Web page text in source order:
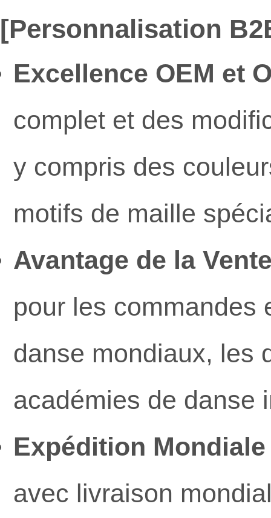
[Personnalisation
Excellence OEM et
complet et des
y compris des
motifs de maille
Avantage de la
pour les commandes
danse mondiaux, les
académies de danse
Expédition
avec livraison